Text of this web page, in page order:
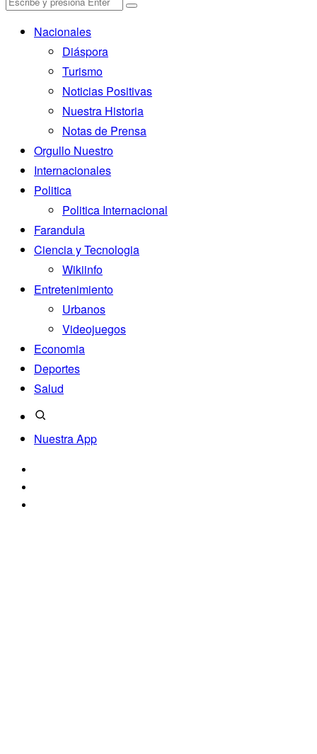
Nacionales
Diáspora
Turismo
Noticias Positivas
Nuestra Historia
Notas de Prensa
Orgullo Nuestro
Internacionales
Politica
Politica Internacional
Farandula
Ciencia y Tecnologia
Wikiinfo
Entretenimiento
Urbanos
Videojuegos
Economia
Deportes
Salud
Nuestra App